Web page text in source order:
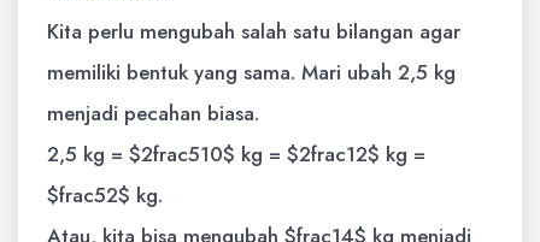
Kita perlu mengubah salah satu bilangan agar
memiliki bentuk yang sama. Mari ubah 2,5 kg
menjadi pecahan biasa.
2,5 kg = $2frac510$ kg = $2frac12$ kg =
$frac52$ kg.
Atau, kita bisa mengubah $frac14$ kg menjadi